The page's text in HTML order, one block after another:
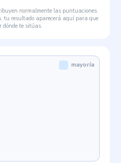
normalmente las puntuaciones.
tu resultado aparecerá aquí para que
dónde te sitúas.
mayoría